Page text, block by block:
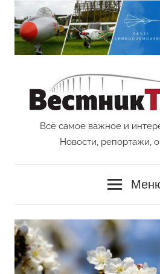
Перейти
содержимому
Vestnik
Всё самое важное и
Новости, репортажи,